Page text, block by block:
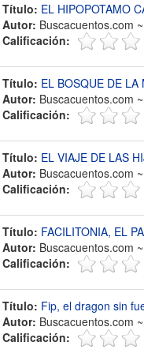
Título: EL HIPOPOTAMO
Autor: Buscacuentos.com ~
Calificación:
Título: EL BOSQUE DE LA
Autor: Buscacuentos.com ~
Calificación:
Título: EL VIAJE DE LAS
Autor: Buscacuentos.com ~
Calificación:
Título: FACILITONIA, EL
Autor: Buscacuentos.com ~
Calificación:
Título: Fip, el dragon sin
Autor: Buscacuentos.com ~
Calificación: